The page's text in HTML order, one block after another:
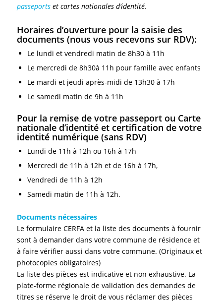
passeportset cartes nationales d’identité.
Horaires d’ouverture pour la saisie des
documents (nous vous recevons sur RDV):
Le lundi et vendredi matin de 8h30 à 11h
Le mercredi de 8h30à 11h pour famille avec enfants
Le mardi et jeudi après-midi de 13h30 à 17h
Le samedi matin de 9h à 11h
Pour la remise de votre passeport ou Carte
nationale d’identité et certification de votre
identité numérique (sans RDV)
Lundi de 11h à 12h ou 16h à 17h
Mercredi de 11h à 12h et de 16h à 17h,
Vendredi de 11h à 12h
Samedi matin de 11h à 12h.
Documents nécessaires
Le formulaire CERFA et la liste des documents à fournir
sont à demander dans votre commune de résidence et
à faire vérifier aussi dans votre commune. (Originaux et
photocopies obligatoires)
La liste des pièces est indicative et non exhaustive. La
plate-forme régionale de validation des demandes de
titres se réserve le droit de vous réclamer des pièces